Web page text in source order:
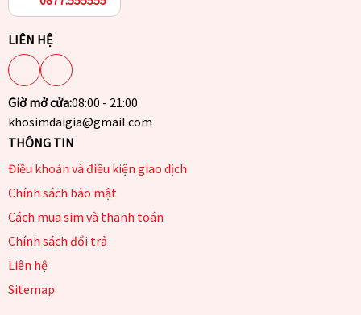
LIÊN HỆ
Giờ mở cửa:08:00 - 21:00
khosimdaigia@gmail.com
THÔNG TIN
Điều khoản và điều kiện giao dịch
Chính sách bảo mật
Cách mua sim và thanh toán
Chính sách đổi trả
Liên hệ
Sitemap